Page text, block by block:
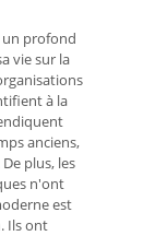
un profond
vie sur la
à la
anciens,
plus, les
n'ont
est
Ils ont